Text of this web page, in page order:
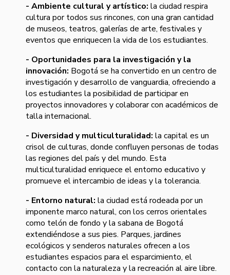
- Ambiente cultural y artístico: la ciudad respira
cultura por todos sus rincones, con una gran cantidad
de museos, teatros, galerías de arte, festivales y
eventos que enriquecen la vida de los estudiantes.
- Oportunidades para la investigación y la
innovación: Bogotá se ha convertido en un centro de
investigación y desarrollo de vanguardia, ofreciendo a
los estudiantes la posibilidad de participar en
proyectos innovadores y colaborar con académicos de
talla internacional.
- Diversidad y multiculturalidad: la capital es un
crisol de culturas, donde confluyen personas de todas
las regiones del país y del mundo. Esta
multiculturalidad enriquece el entorno educativo y
promueve el intercambio de ideas y la tolerancia.
- Entorno natural: la ciudad está rodeada por un
imponente marco natural, con los cerros orientales
como telón de fondo y la sabana de Bogotá
extendiéndose a sus pies. Parques, jardines
ecológicos y senderos naturales ofrecen a los
estudiantes espacios para el esparcimiento, el
contacto con la naturaleza y la recreación al aire libre.